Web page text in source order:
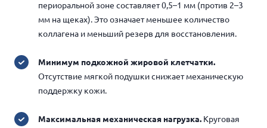
периоральной зоне составляет 0,5–1 мм (против 2–3
мм на щеках). Это означает меньшее количество
коллагена и меньший резерв для восстановления.
Минимум подкожной жировой клетчатки.
Отсутствие мягкой подушки снижает механическую
поддержку кожи.
Максимальная механическая нагрузка. Круговая